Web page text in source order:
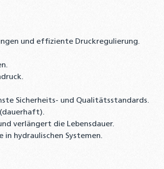
und effiziente Druckregulierung.
Sicherheits- und Qualitätsstandards.
verlängert die Lebensdauer.
in hydraulischen Systemen.